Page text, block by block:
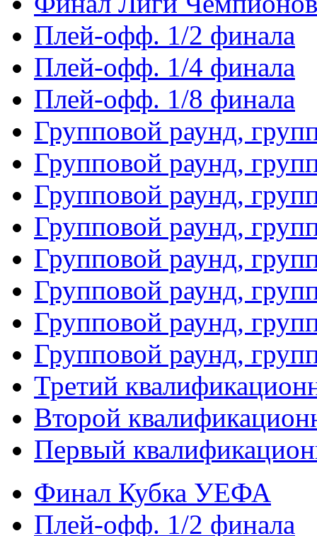
Плей-офф. 1/2 финала
Плей-офф. 1/4 финала
Плей-офф. 1/8 финала
Групповой раунд,
Групповой раунд,
Групповой раунд,
Групповой раунд,
Групповой раунд,
Групповой раунд,
Групповой раунд,
Групповой раунд,
Третий
Второй
Первый
Финал Кубка УЕФА
Плей-офф. 1/2 финала